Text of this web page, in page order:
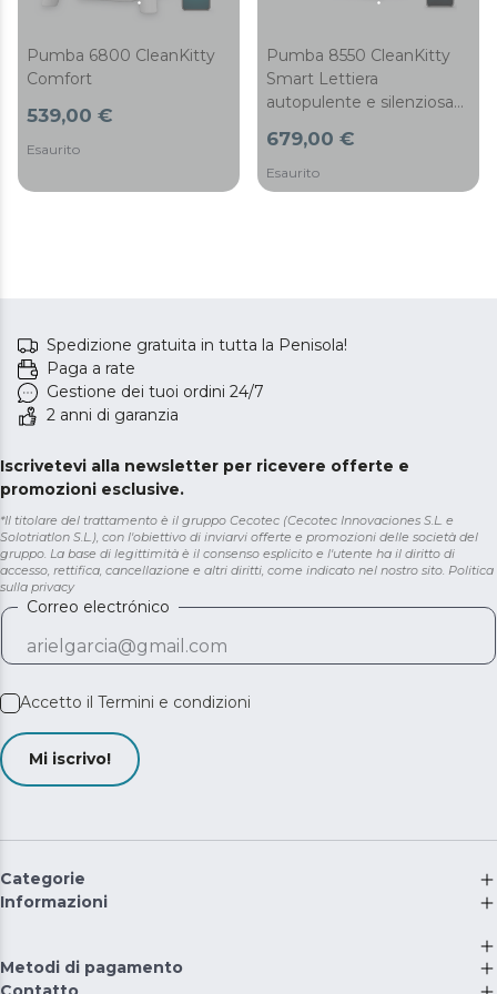
Pumba 6800 CleanKitty
Comfort
539,00 €
Esaurito
Pumba 8550 CleanKitty
Smart Lettiera
autopulente e silenziosa
deodorizzazione, controllo
Wi-Fi e sensore a infrarossi
per una maggiore
679,00 €
Esaurito
Spedizione gratuita in tutta la Penisola!
Paga a rate
Gestione dei tuoi ordini 24/7
2 anni di garanzia
Iscrivetevi alla newsletter per ricevere offerte e
promozioni esclusive.
*Il titolare del trattamento è il gruppo Cecotec (Cecotec Innovaciones S.L. e
Solotriatlon S.L.), con l'obiettivo di inviarvi offerte e promozioni delle società del
gruppo. La base di legittimità è il consenso esplicito e l'utente ha il diritto di
accesso, rettifica, cancellazione e altri diritti, come indicato nel nostro sito. Politica
sulla privacy
Correo electrónico
Accetto il Termini e condizioni
Mi iscrivo!
Categorie
Informazioni
Metodi di pagamento